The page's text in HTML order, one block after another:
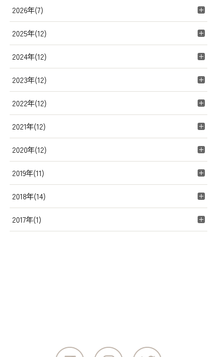
2026年(7)
2025年(12)
2024年(12)
2023年(12)
2022年(12)
2021年(12)
2020年(12)
2019年(11)
2018年(14)
2017年(1)